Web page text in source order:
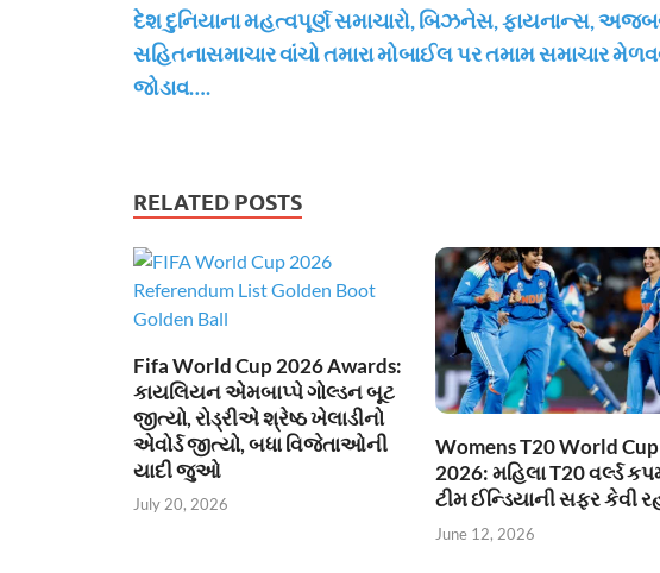
દેશ દુનિયાના મહત્વપૂર્ણ સમાચારો, બિઝનેસ, ફાયનાન્સ,
સહિતનાસમાચાર વાંચો તમારા મોબાઈલ પર તમામ સમાચાર
જોડાવ….
RELATED POSTS
Fifa World Cup 2026 Awards:
કાયલિયન એમબાપ્પે ગોલ્ડન બૂટ
જીત્યો, રોડ્રીએ શ્રેષ્ઠ ખેલાડીનો
એવોર્ડ જીત્યો, બધા વિજેતાઓની
યાદી જુઓ
July 20, 2026
Womens T20 World Cup
2026: મહિલા T20 વર્લ્ડ
ટીમ ઈન્ડિયાની સફર કેવી
June 12, 2026